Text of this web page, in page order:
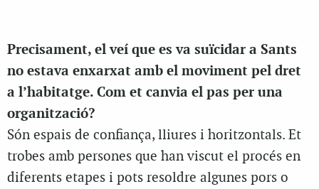
Precisament, el veí que es va suïcidar a Sants
no estava enxarxat amb el moviment pel dret
a l’habitatge. Com et canvia el pas per una
organització?
Són espais de confiança, lliures i horitzontals. Et
trobes amb persones que han viscut el procés en
diferents etapes i pots resoldre algunes pors o